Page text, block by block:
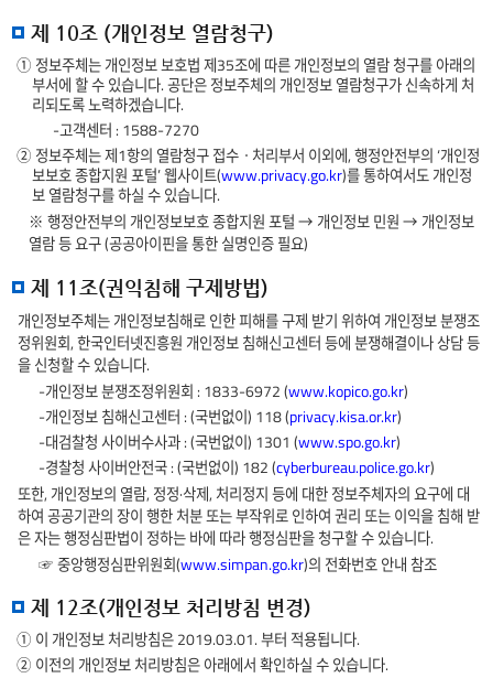
제 10조 (개인정보 열람청구)
① 정보주체는 개인정보 보호법 제35조에 따른 개인정보의 열람 청구를 아래의
부서에 할 수 있습니다. 공단은 정보주체의 개인정보 열람청구가 신속하게 처
리되도록 노력하겠습니다.
-고객센터 : 1588-7270
② 정보주체는 제1항의 열람청구 접수ㆍ처리부서 이외에, 행정안전부의 ‘개인정
보보호 종합지원 포털’ 웹사이트(www.privacy.go.kr)를 통하여서도 개인정
보 열람청구를 하실 수 있습니다.
※ 행정안전부의 개인정보보호 종합지원 포털 → 개인정보 민원 → 개인정보
열람 등 요구 (공공아이핀을 통한 실명인증 필요)
제 11조(권익침해 구제방법)
개인정보주체는 개인정보침해로 인한 피해를 구제 받기 위하여 개인정보 분쟁조
정위원회, 한국인터넷진흥원 개인정보 침해신고센터 등에 분쟁해결이나 상담 등
을 신청할 수 있습니다.
-개인정보 분쟁조정위원회 : 1833-6972 (www.kopico.go.kr)
-개인정보 침해신고센터 : (국번없이) 118 (privacy.kisa.or.kr)
-대검찰청 사이버수사과 : (국번없이) 1301 (www.spo.go.kr)
-경찰청 사이버안전국 : (국번없이) 182 (cyberbureau.police.go.kr)
또한, 개인정보의 열람, 정정·삭제, 처리정지 등에 대한 정보주체자의 요구에 대
하여 공공기관의 장이 행한 처분 또는 부작위로 인하여 권리 또는 이익을 침해 받
은 자는 행정심판법이 정하는 바에 따라 행정심판을 청구할 수 있습니다.
☞ 중앙행정심판위원회(www.simpan.go.kr)의 전화번호 안내 참조
제 12조(개인정보 처리방침 변경)
① 이 개인정보 처리방침은 2019.03.01. 부터 적용됩니다.
② 이전의 개인정보 처리방침은 아래에서 확인하실 수 있습니다.